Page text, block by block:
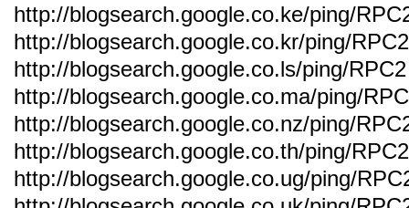
http://blogsearch.google.co.ke/ping/
http://blogsearch.google.co.kr/ping/RPC2
http://blogsearch.google.co.ls/ping/RPC2
http://blogsearch.google.co.ma/ping/
http://blogsearch.google.co.nz/ping/
http://blogsearch.google.co.th/ping/RPC2
http://blogsearch.google.co.ug/ping/